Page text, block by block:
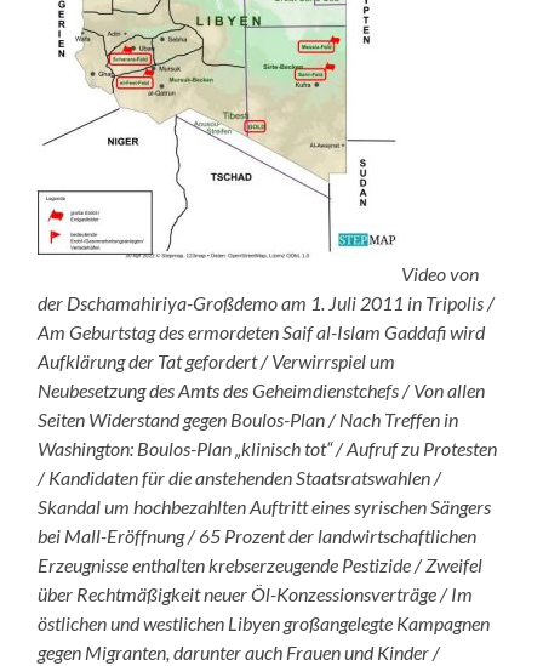
Video von
der Dschamahiriya-Großdemo am 1. Juli 2011 in Tripolis /
Am Geburtstag des ermordeten Saif al-Islam Gaddafi wird
Aufklärung der Tat gefordert / Verwirrspiel um
Neubesetzung des Amts des Geheimdienstchefs / Von allen
Seiten Widerstand gegen Boulos-Plan / Nach Treffen in
Washington: Boulos-Plan „klinisch tot“ / Aufruf zu Protesten
/ Kandidaten für die anstehenden Staatsratswahlen /
Skandal um hochbezahlten Auftritt eines syrischen Sängers
bei Mall-Eröffnung / 65 Prozent der landwirtschaftlichen
Erzeugnisse enthalten krebserzeugende Pestizide / Zweifel
über Rechtmäßigkeit neuer Öl-Konzessionsverträge / Im
östlichen und westlichen Libyen großangelegte Kampagnen
gegen Migranten, darunter auch Frauen und Kinder /